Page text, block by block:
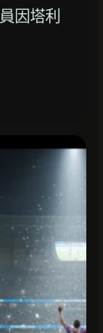
因塔利